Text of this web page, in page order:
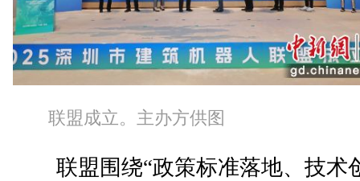
联盟成立。主办方供图
联盟围绕“政策标准落地、技术